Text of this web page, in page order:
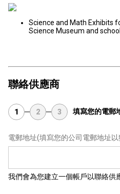
Science and Math Exhibits
Science Museum and
聯絡供應商
1 2 3 填寫您的電郵
電郵地址(填寫您的公司電郵地址
我們會為您建立一個帳戶以聯絡供